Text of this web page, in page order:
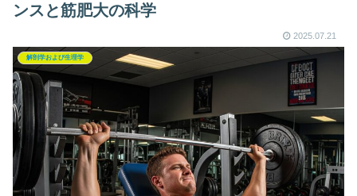
ンスと筋肥大の科学
2025.07.21
解剖学および生理学